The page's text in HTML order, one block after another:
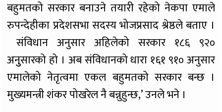
बहुमतको सरकार बनाउने तयारी रहेको नेकपा एमाले
रुपन्देहीका प्रदेशसभा सदस्य भोजप्रसाद श्रेष्ठले बताए ।
संविधान अनुसार अहिलेको सरकार १८६ ९२०
अनुुसारको हो । अब संविधानको धारा १६१ ९१० अनुसार
एमालेको नेतृत्वमा एकल बहुमतको सरकार बन्छ ।
मुख्यमन्त्री शंकर पोखरेल नै बन्नुहुन्छ,’ उनले भने ।